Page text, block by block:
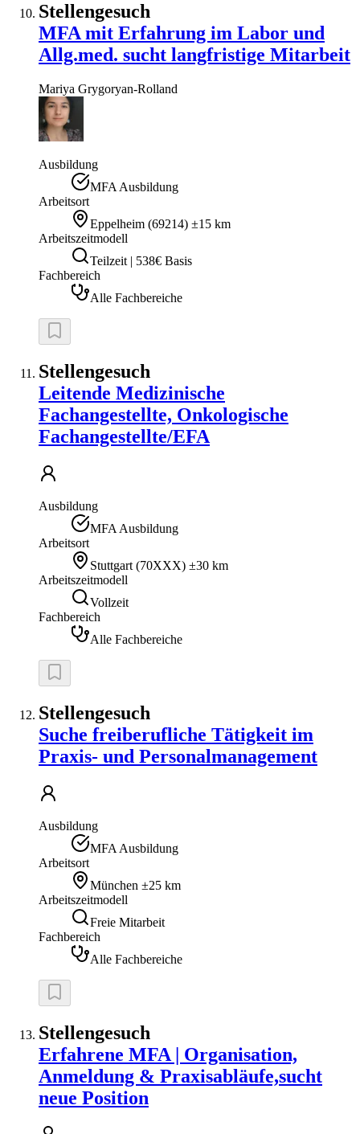
Stellengesuch
MFA mit Erfahrung im Labor und
Allg.med. sucht langfristige Mitarbeit
Mariya Grygoryan-Rolland
Ausbildung
MFA Ausbildung
Arbeitsort
Eppelheim (69214) ±15 km
Arbeitszeitmodell
Teilzeit | 538€ Basis
Fachbereich
Alle Fachbereiche
Stellengesuch
Leitende Medizinische
Fachangestellte, Onkologische
Fachangestellte/EFA
Ausbildung
MFA Ausbildung
Arbeitsort
Stuttgart (70XXX) ±30 km
Arbeitszeitmodell
Vollzeit
Fachbereich
Alle Fachbereiche
Stellengesuch
Suche freiberufliche Tätigkeit im
Praxis- und Personalmanagement
Ausbildung
MFA Ausbildung
Arbeitsort
München ±25 km
Arbeitszeitmodell
Freie Mitarbeit
Fachbereich
Alle Fachbereiche
Stellengesuch
Erfahrene MFA | Organisation,
Anmeldung & Praxisabläufe,sucht
neue Position